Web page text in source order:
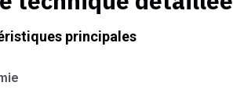
principales